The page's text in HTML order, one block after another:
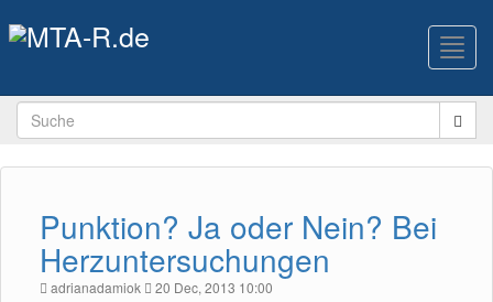
Punktion? Ja oder Nein? Bei
Herzuntersuchungen
adrianadamiok 20 Dec, 2013 10:00